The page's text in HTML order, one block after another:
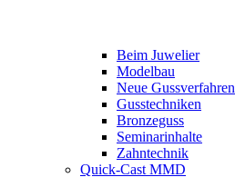
Beim Juwelier
Modelbau
Neue Gussverfahren
Gusstechniken
Bronzeguss
Seminarinhalte
Zahntechnik
Quick-Cast MMD